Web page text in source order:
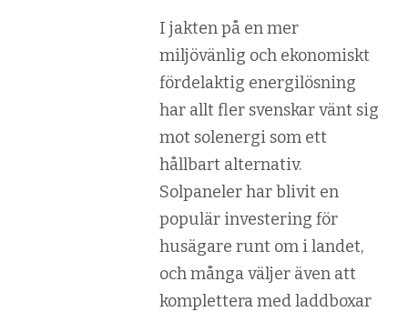
I jakten på en mer
miljövänlig och ekonomiskt
fördelaktig energilösning
har allt fler svenskar vänt sig
mot solenergi som ett
hållbart alternativ.
Solpaneler har blivit en
populär investering för
husägare runt om i landet,
och många väljer även att
komplettera med laddboxar